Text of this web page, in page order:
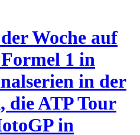
Woche auf
1 in
in der
die ATP Tour
in